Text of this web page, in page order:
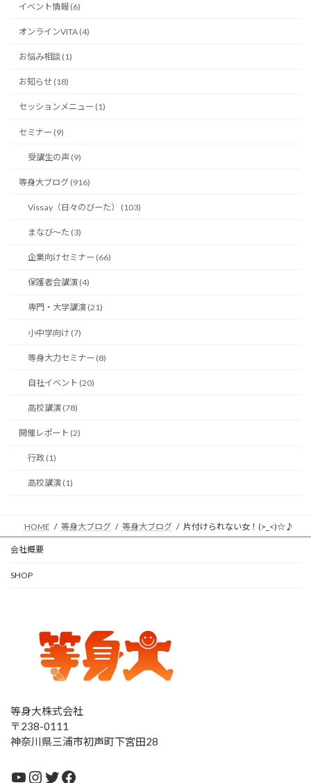
イベント情報 (6)
オンラインVITA (4)
お悩み相談 (1)
お知らせ (18)
セッションメニュー (1)
セミナー (9)
受講生の声 (9)
等身大ブログ (916)
Vissay（日々のびーた） (103)
まなび〜た (3)
企業向けセミナー (66)
保護者会講演 (4)
専門・大学講演 (21)
小中学向け (7)
等身大力セミナー (8)
自社イベント (20)
高校講演 (78)
開催レポート (2)
行政 (1)
高校講演 (1)
HOME 等身大ブログ 等身大ブログ 片付けられない女！(>_<)☆♪
会社概要
SHOP
等身大株式会社
〒238-0111
神奈川県三浦市初声町下宮田28
YouTube
Instagram
Twitter
Facebook